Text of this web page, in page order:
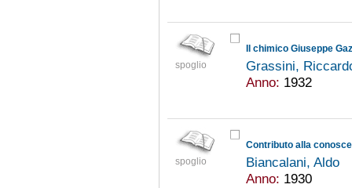
spoglio
Il chimico Giuseppe
Grassini,
Anno: 1932
spoglio
Contributo alla
Biancalani, Aldo
Anno: 1930